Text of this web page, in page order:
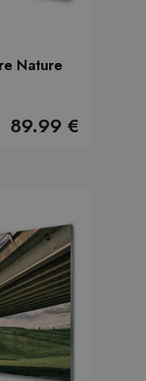
Nature
89.99 €